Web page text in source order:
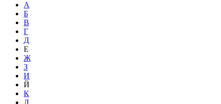
А
Б
В
Г
Д
Е
Ж
З
И
Й
К